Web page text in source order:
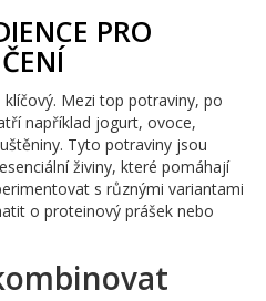
PRO
Mezi top potraviny, po
například jogurt, ovoce,
Tyto potraviny jsou
živiny, které pomáhají
s různými variantami
o proteinový prášek nebo